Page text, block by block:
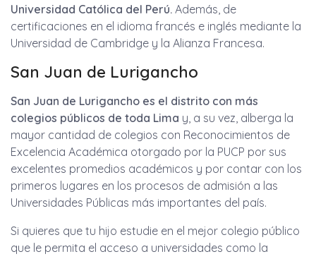
Universidad Católica del Perú. Además, de
certificaciones en el idioma francés e inglés mediante la
Universidad de Cambridge y la Alianza Francesa.
San Juan de Lurigancho
San Juan de Lurigancho es el distrito con más
colegios públicos de toda Lima y, a su vez, alberga la
mayor cantidad de colegios con Reconocimientos de
Excelencia Académica otorgado por la PUCP por sus
excelentes promedios académicos y por contar con los
primeros lugares en los procesos de admisión a las
Universidades Públicas más importantes del país.
Si quieres que tu hijo estudie en el mejor colegio público
que le permita el acceso a universidades como la